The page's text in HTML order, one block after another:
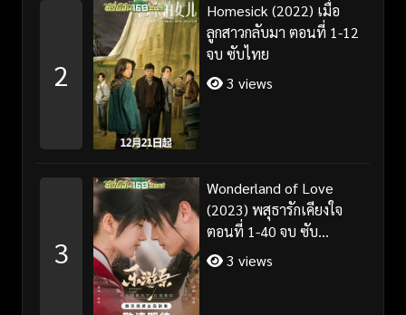
2
Homesick (2022) เมื่อ
ลูกสาวกลับมา ตอนที่ 1-12
จบ ซับไทย
3 views
3
Wonderland of Love
(2023) พสุธารักเคียงใจ
ตอนที่ 1-40 จบ ซับ
ไทย+พากย์ไทย
3 views